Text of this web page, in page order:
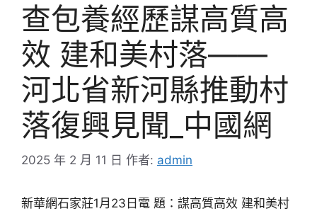
查包養經歷謀高質高
效 建和美村落——
河北省新河縣推動村
落復興見聞_中國網
2025 年 2 月 11 日 作者: admin
新華網石家莊1月23日電 題：謀高質高效 建和美村